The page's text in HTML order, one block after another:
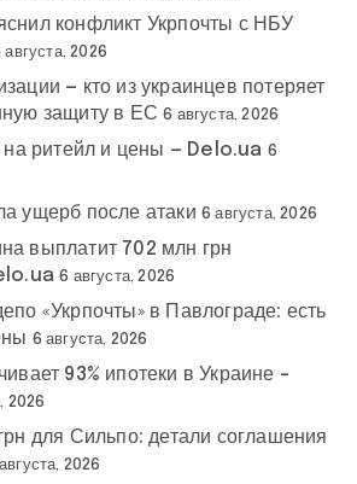
конфликт Укрпочты с НБУ
августа, 2026
— кто из украинцев потеряет
защиту в ЕС 6 августа, 2026
на ритейл и цены — Delo.ua 6
ущерб после атаки 6 августа, 2026
выплатит 702 млн грн
6 августа, 2026
«Укрпочты» в Павлограде: есть
6 августа, 2026
93% ипотеки в Украине –
2026
для Сильпо: детали соглашения
2026